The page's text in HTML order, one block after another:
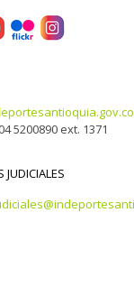
5200890 ext. 1371
JUDICIALES